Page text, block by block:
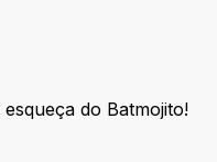
do Batmojito!